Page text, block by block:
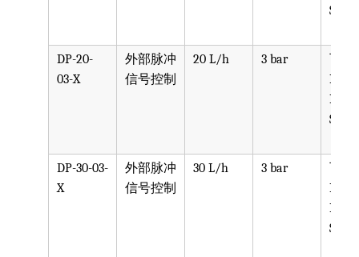
SST,
DP-20-
03-X
外部脉冲
信号控制
20 L/h 3 bar
可选
PPV,
PVDF,
SST,
DP-30-03-
X
外部脉冲
信号控制
30 L/h 3 bar
可选
PPV,
PVDF,
SST,